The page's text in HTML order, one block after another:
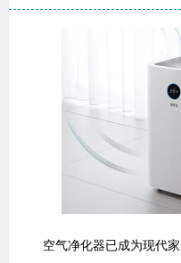
空气净化器已成为现代